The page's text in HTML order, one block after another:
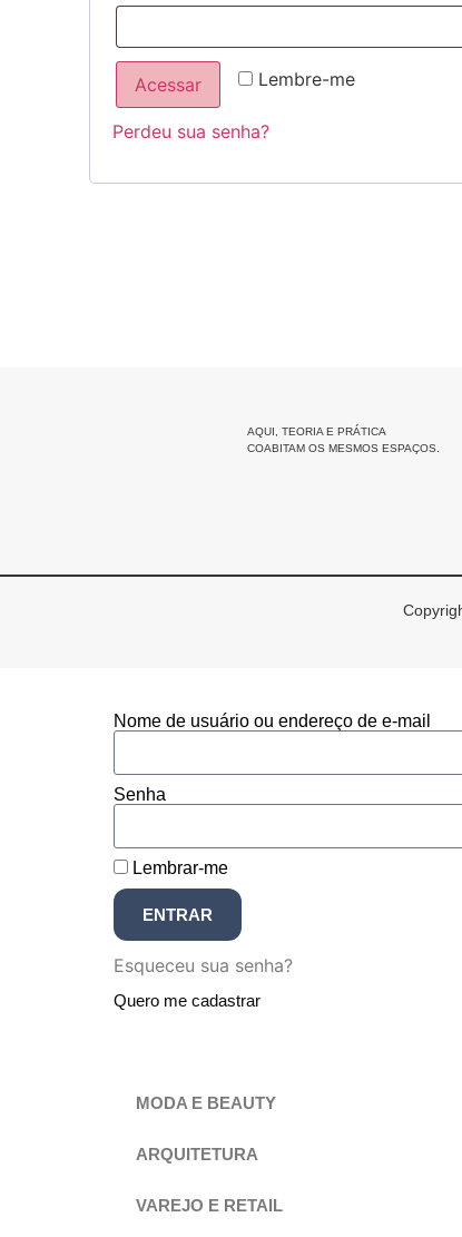
Lembre-me
Acessar
Perdeu sua senha?
AQUI, TEORIA E PRÁTICA
COABITAM OS MESMOS ESPAÇOS.
Nome de usuário ou endereço de e-mail
Senha
Lembrar-me
ENTRAR
Esqueceu sua senha?
Quero me cadastrar
MODA E BEAUTY
ARQUITETURA
VAREJO E RETAIL